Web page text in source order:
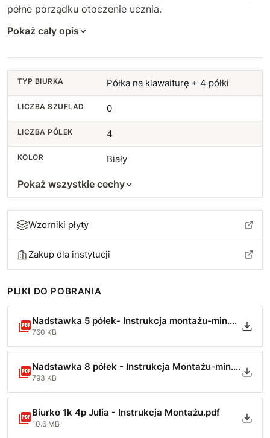
pełne porządku otoczenie ucznia.
Pokaż cały opis
TYP BIURKA Półka na klawaiturę + 4 półki
LICZBA SZUFLAD 0
LICZBA PÓLEK 4
KOLOR Biały
Pokaż wszystkie cechy
Wzorniki płyty
Zakup dla instytucji
PLIKI DO POBRANIA
Nadstawka 5 półek- Instrukcja montażu-min.pdf
760 KB
Nadstawka 8 półek - Instrukcja Montażu-min.pdf
793 KB
Biurko 1k 4p Julia - Instrukcja Montażu.pdf
10.6 MB